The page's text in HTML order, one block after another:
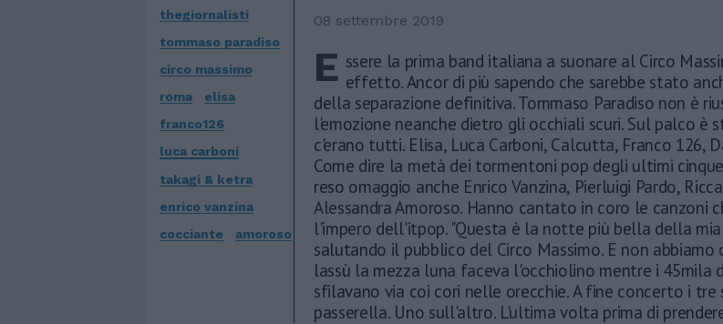
Rudy Giuliani a Come
States? Trump, Meloni
e la strategia
americana
08 settembre 2019
thegiornalisti
tommaso paradiso
circo massimo
roma
elisa
franco126
luca carboni
takagi & ketra
enrico vanzina
cocciante
amoroso
E ssere la prima band italiana a suonare al Circo
effetto. Ancor di più sapendo che sarebbe stato
della separazione definitiva. Tommaso Paradiso non è
l'emozione neanche dietro gli occhiali scuri. Sul palco è
c'erano tutti. Elisa, Luca Carboni, Calcutta, Franco 126,
Come dire la metà dei tormentoni pop degli ultimi
reso omaggio anche Enrico Vanzina, Pierluigi Pardo,
Alessandra Amoroso. Hanno cantato in coro le canzoni
l'impero dell'itpop. "Questa è la notte più bella della
salutando il pubblico del Circo Massimo. E non abbiamo
lassù la mezza luna faceva l'occhiolino mentre i 45mila
sfilavano via coi cori nelle orecchie. A fine concerto i tre
passerella. Uno sull'altro. L'ultima volta prima di